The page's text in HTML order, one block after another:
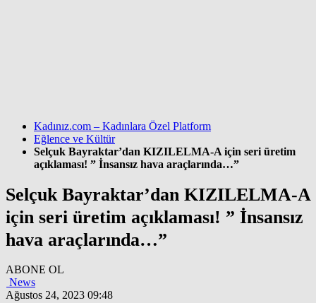
Kadınız.com – Kadınlara Özel Platform
Eğlence ve Kültür
Selçuk Bayraktar’dan KIZILELMA-A için seri üretim
açıklaması! ” İnsansız hava araçlarında…”
Selçuk Bayraktar’dan KIZILELMA-A
için seri üretim açıklaması! ” İnsansız
hava araçlarında…”
ABONE OL
News
Ağustos 24, 2023 09:48